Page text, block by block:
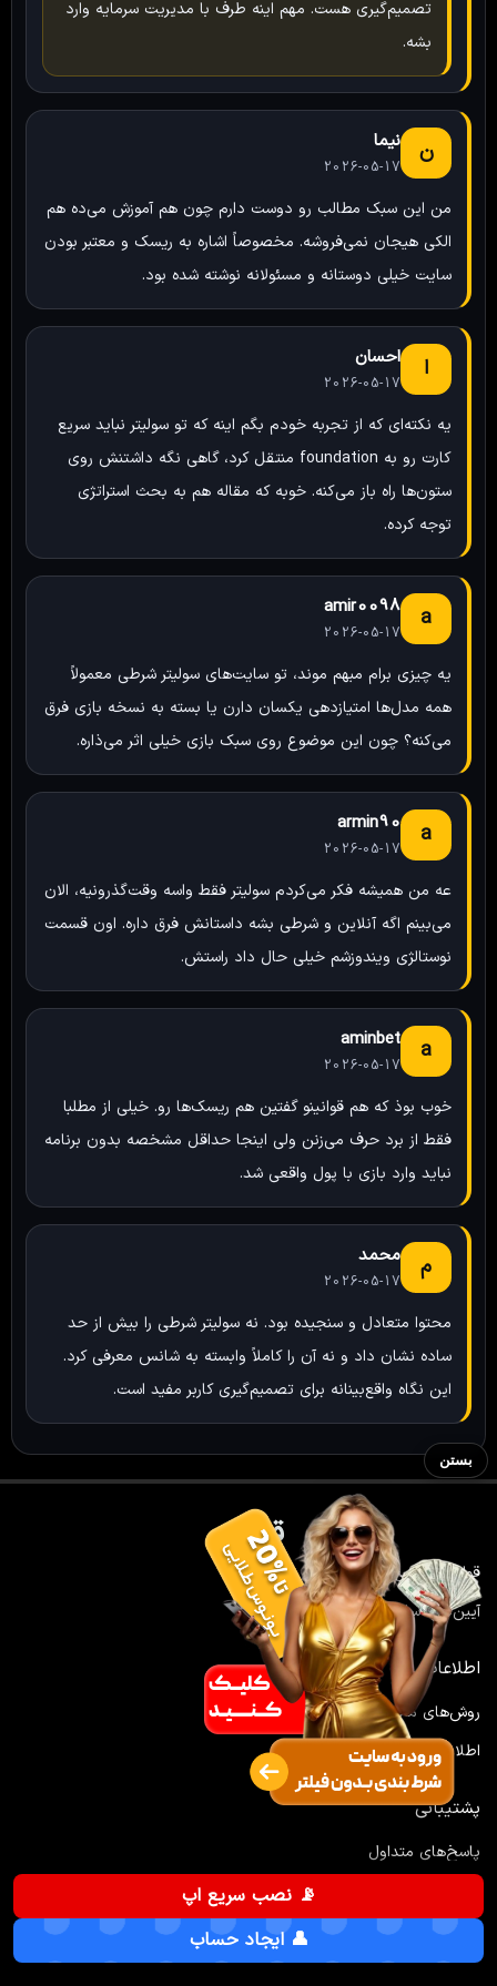
تصمیم‌گیری هست. مهم اینه طرف با مدیریت سرمایه وارد
بشه.
ن نیما
2026-05-17
من این سبک مطالب رو دوست دارم چون هم آموزش می‌ده هم
الکی هیجان نمی‌فروشه. مخصوصاً اشاره به ریسک و معتبر بودن
سایت خیلی دوستانه و مسئولانه نوشته شده بود.
ا احسان
2026-05-17
یه نکته‌ای که از تجربه خودم بگم اینه که تو سولیتر نباید سریع
کارت رو به foundation منتقل کرد، گاهی نگه داشتنش روی
ستون‌ها راه باز می‌کنه. خوبه که مقاله هم به بحث استراتژی
توجه کرده.
a
amir0098
2026-05-17
یه چیزی برام مبهم موند، تو سایت‌های سولیتر شرطی معمولاً
همه مدل‌ها امتیازدهی یکسان دارن یا بسته به نسخه بازی فرق
می‌کنه؟ چون این موضوع روی سبک بازی خیلی اثر می‌ذاره.
a
armin90
2026-05-17
عه من همیشه فکر می‌کردم سولیتر فقط واسه وقت‌گذرونیه، الان
می‌بینم اگه آنلاین و شرطی بشه داستانش فرق داره. اون قسمت
نوستالژی ویندوزشم خیلی حال داد راستش.
a
aminbet
2026-05-17
خوب بوذ که هم قوانینو گفتین هم ریسک‌ها رو. خیلی از مطلبا
فقط از برد حرف می‌زنن ولی اینجا حداقل مشخصه بدون برنامه
نباید وارد بازی با پول واقعی شد.
م محمد
2026-05-17
محتوا متعادل و سنجیده بود. نه سولیتر شرطی را بیش از حد
ساده نشان داد و نه آن را کاملاً وابسته به شانس معرفی کرد.
این نگاه واقع‌بینانه برای تصمیم‌گیری کاربر مفید است.
📡 نصب سریع اپ
👤 ایجاد حساب
قانونی
قوانین اجرایی
آیین‌نامه سایت
اطلاعات
روش‌های مالی
اطلاعات سایت
پشتیبانی
پاسخ‌های متداول
قمار با مسئولیت: این پلتفرم برای افراد بالای ۱۸ سال و مطابق با
استانداردهای بین‌المللی است. شرط‌بندی مسئولانه را با آگاهی و کنترل انجام
بستن